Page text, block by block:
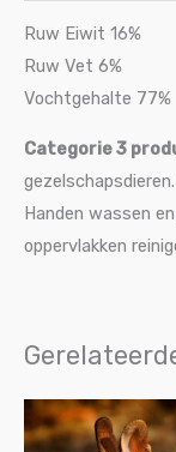
Ruw Eiwit 16%
Ruw Vet 6%
Vochtgehalte 77%
Categorie 3
Handen wassen
oppervlakken